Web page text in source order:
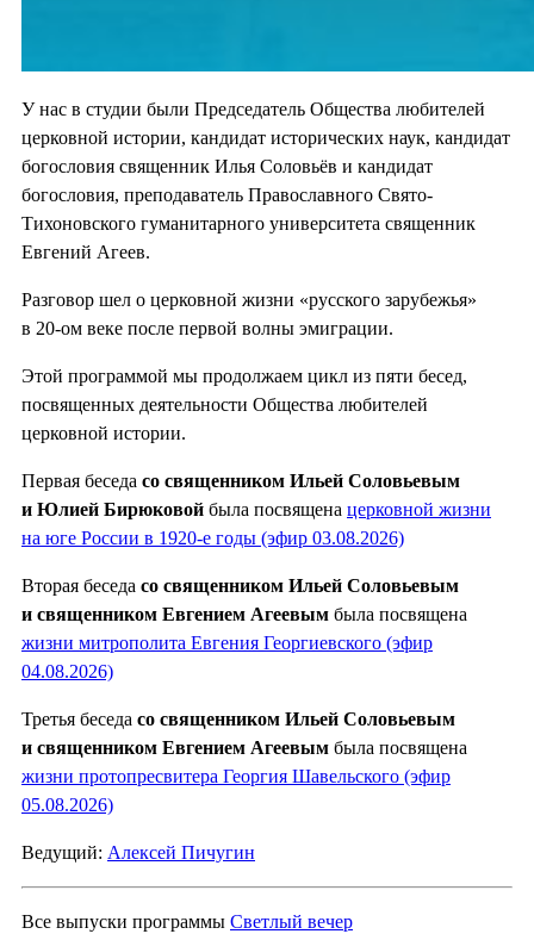
У нас в студии были Председатель Общества любителей
церковной истории, кандидат исторических наук, кандидат
богословия священник Илья Соловьёв и кандидат
богословия, преподаватель Православного Свято-
Тихоновского гуманитарного университета священник
Евгений Агеев.
Разговор шел о церковной жизни «русского зарубежья»
в 20-ом веке после первой волны эмиграции.
Этой программой мы продолжаем цикл из пяти бесед,
посвященных деятельности Общества любителей
церковной истории.
Первая беседа со священником Ильей Соловьевым
и Юлией Бирюковой была посвящена церковной жизни
на юге России в 1920-е годы (эфир 03.08.2026)
Вторая беседа со священником Ильей Соловьевым
и священником Евгением Агеевым была посвящена
жизни митрополита Евгения Георгиевского (эфир
04.08.2026)
Третья беседа со священником Ильей Соловьевым
и священником Евгением Агеевым была посвящена
жизни протопресвитера Георгия Шавельского (эфир
05.08.2026)
Ведущий: Алексей Пичугин
Все выпуски программы Светлый вечер